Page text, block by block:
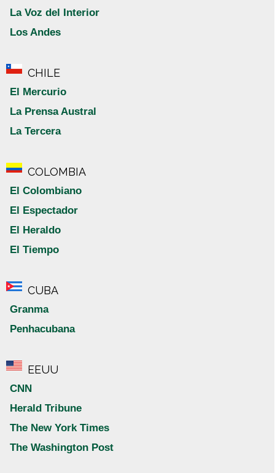
La Voz del Interior
Los Andes
CHILE
El Mercurio
La Prensa Austral
La Tercera
COLOMBIA
El Colombiano
El Espectador
El Heraldo
El Tiempo
CUBA
Granma
Penhacubana
EEUU
CNN
Herald Tribune
The New York Times
The Washington Post